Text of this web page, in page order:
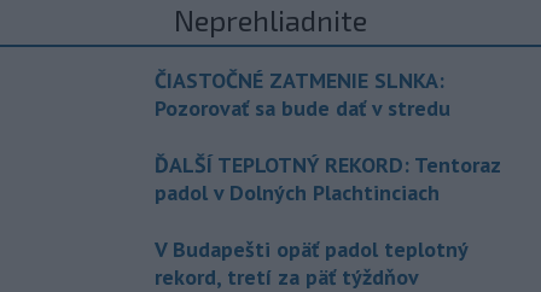
Neprehliadnite
ČIASTOČNÉ ZATMENIE SLNKA:
Pozorovať sa bude dať v stredu
ĎALŠÍ TEPLOTNÝ REKORD: Tentoraz
padol v Dolných Plachtinciach
V Budapešti opäť padol teplotný
rekord, tretí za päť týždňov